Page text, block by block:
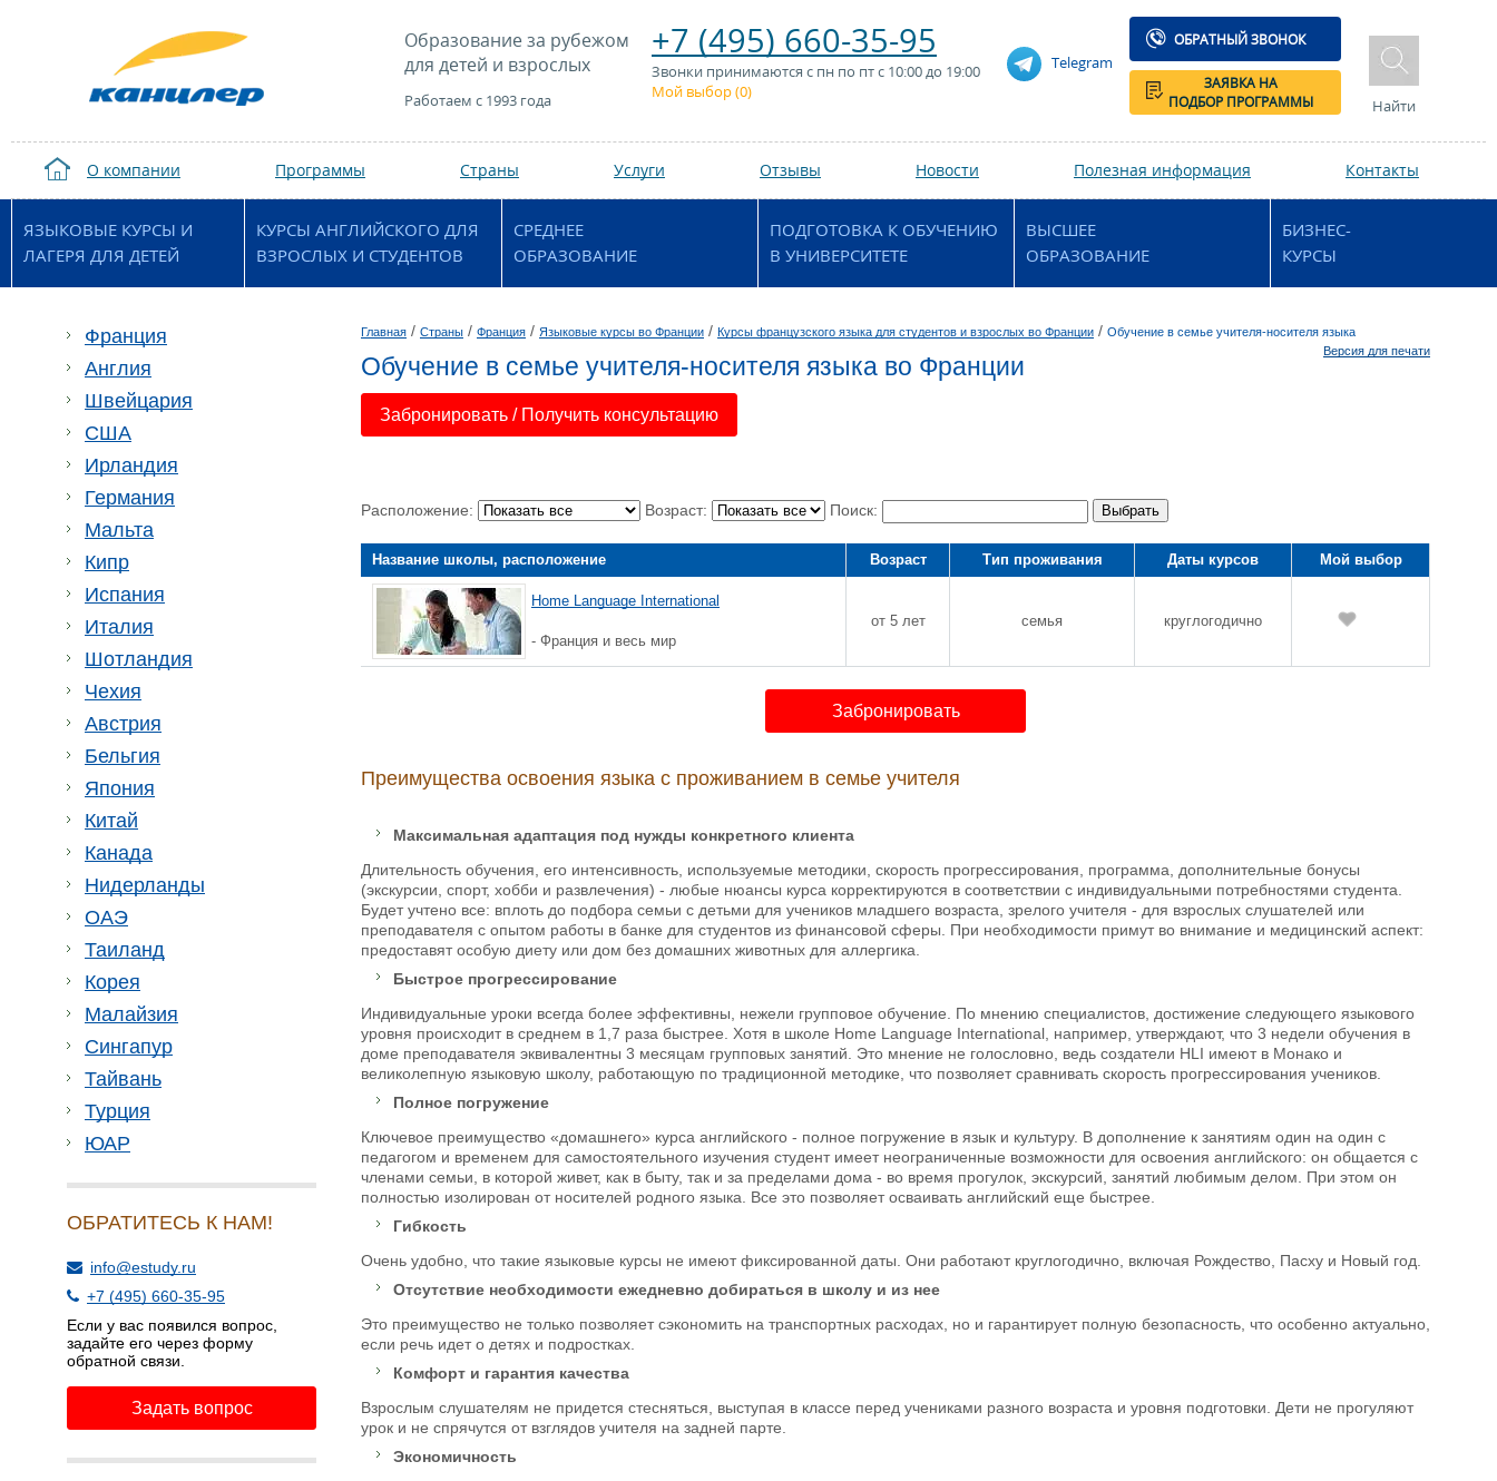
Образование за рубежом
для детей и взрослых
Работаем с 1993 года
+7 (495) 660-35-95
Звонки принимаются с пн по пт с 10:00 до 19:00
Мой выбор (0)
Telegram
ОБРАТНЫЙ ЗВОНОК
ЗАЯВКА НА
ПОДБОР ПРОГРАММЫ
Найти
О компании Программы Страны Услуги Отзывы Новости Полезная информация Контакты
ЯЗЫКОВЫЕ КУРСЫ И
ЛАГЕРЯ ДЛЯ ДЕТЕЙ
КУРСЫ АНГЛИЙСКОГО ДЛЯ
ВЗРОСЛЫХ И СТУДЕНТОВ
СРЕДНЕЕ
ОБРАЗОВАНИЕ
ПОДГОТОВКА К ОБУЧЕНИЮ
В УНИВЕРСИТЕТЕ
ВЫСШЕЕ
ОБРАЗОВАНИЕ
БИЗНЕС-
КУРСЫ
Англия
Швейцария
США
Ирландия
Германия
Франция
Мальта
Кипр
Испания
Италия
Шотландия
Чехия
Австрия
Бельгия
Япония
Китай
Канада
Нидерланды
ОАЭ
Таиланд
Корея
Малайзия
Сингапур
Тайвань
Турция
ЮАР
ОБРАТИТЕСЬ К НАМ!
info@estudy.ru
+7 (495) 660-35-95
Если у вас появился вопрос,
задайте его через форму
обратной связи.
Задать вопрос
Главная / Страны / Франция / Языковые курсы во Франции / Курсы французского языка для студентов и взрослых во Франции / Обучение в семье учителя-носителя языка
Версия для печати
Обучение в семье учителя-носителя языка во Франции
Забронировать / Получить консультацию
Расположение: Возраст: Поиск: Выбрать
Название школы, расположение Возраст Тип проживания Даты курсов Мой выбор
Home Language International
- Франция и весь мир
от 5 лет семья круглогодично
Забронировать
Преимущества освоения языка с проживанием в семье учителя
Максимальная адаптация под нужды конкретного клиента
Длительность обучения, его интенсивность, используемые методики, скорость прогрессирования, программа, дополнительные бонусы
(экскурсии, спорт, хобби и развлечения) - любые нюансы курса корректируются в соответствии с индивидуальными потребностями студента.
Будет учтено все: вплоть до подбора семьи с детьми для учеников младшего возраста, зрелого учителя - для взрослых слушателей или
преподавателя с опытом работы в банке для студентов из финансовой сферы. При необходимости примут во внимание и медицинский аспект:
предоставят особую диету или дом без домашних животных для аллергика.
Быстрое прогрессирование
Индивидуальные уроки всегда более эффективны, нежели групповое обучение. По мнению специалистов, достижение следующего языкового
уровня происходит в среднем в 1,7 раза быстрее. Хотя в школе Home Language International, например, утверждают, что 3 недели обучения в
доме преподавателя эквивалентны 3 месяцам групповых занятий. Это мнение не голословно, ведь создатели HLI имеют в Монако и
великолепную языковую школу, работающую по традиционной методике, что позволяет сравнивать скорость прогрессирования учеников.
Полное погружение
Ключевое преимущество «домашнего» курса английского - полное погружение в язык и культуру. В дополнение к занятиям один на один с
педагогом и временем для самостоятельного изучения студент имеет неограниченные возможности для освоения английского: он общается с
членами семьи, в которой живет, как в быту, так и за пределами дома - во время прогулок, экскурсий, занятий любимым делом. При этом он
полностью изолирован от носителей родного языка. Все это позволяет осваивать английский еще быстрее.
Гибкость
Очень удобно, что такие языковые курсы не имеют фиксированной даты. Они работают круглогодично, включая Рождество, Пасху и Новый год.
Отсутствие необходимости ежедневно добираться в школу и из нее
Это преимущество не только позволяет сэкономить на транспортных расходах, но и гарантирует полную безопасность, что особенно актуально,
если речь идет о детях и подростках.
Комфорт и гарантия качества
Взрослым слушателям не придется стесняться, выступая в классе перед учениками разного возраста и уровня подготовки. Дети не прогуляют
урок и не спрячутся от взглядов учителя на задней парте.
Экономичность